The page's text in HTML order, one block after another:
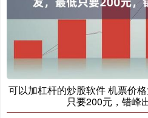
可以加杠杆的炒股软件 机票价
只要200元，错峰